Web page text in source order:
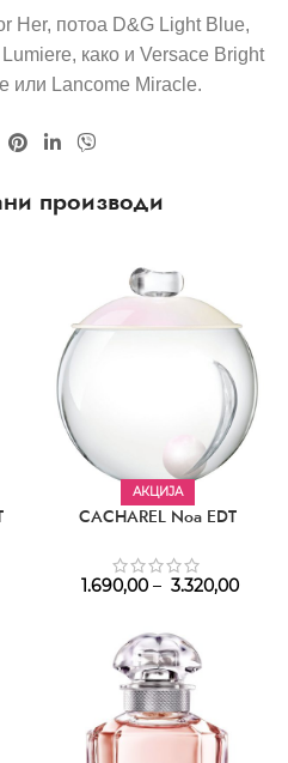
Her, потоа D&G Light Blue,
како и Versace Bright
или Lancome Miracle.
производи
АКЦИЈА
CACHAREL Noa EDT
1.690,00 – 3.320,00